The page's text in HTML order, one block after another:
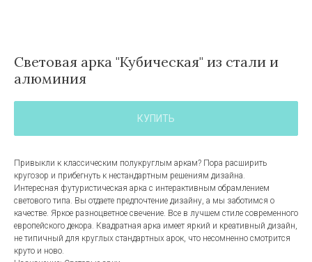
Световая арка "Кубическая" из стали и
алюминия
КУПИТЬ
Привыкли к классическим полукруглым аркам? Пора расширить
кругозор и прибегнуть к нестандартным решениям дизайна.
Интересная футуристическая арка с интерактивным обрамлением
светового типа. Вы отдаете предпочтение дизайну, а мы заботимся о
качестве. Яркое разноцветное свечение. Все в лучшем стиле современного
европейского декора. Квадратная арка имеет яркий и креативный дизайн,
не типичный для круглых стандартных арок, что несомненно смотрится
круто и ново.